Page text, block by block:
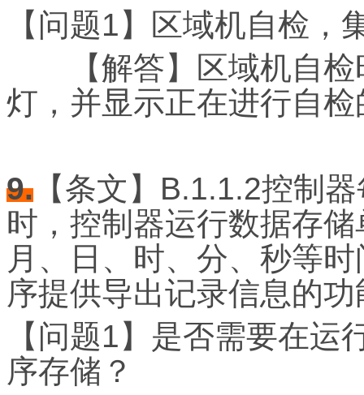
【问题1】区域机自检
【解答】区域机自检
灯，并显示正在进行自
9. 【条文】B.1.1.2控制
时，控制器运行数据存
月、日、时、分、秒等
序提供导出记录信息的功
【问题1】是否需要在
序存储？